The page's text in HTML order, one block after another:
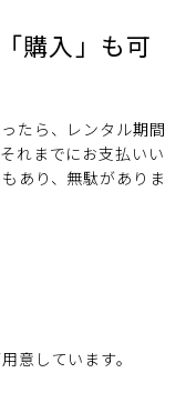
購入」も可
たら、レンタル期間
れまでにお支払いい
あり、無駄がありま
意しています。